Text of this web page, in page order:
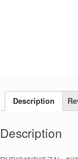
Description
Description